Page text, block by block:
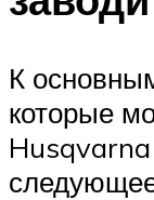
К
которые